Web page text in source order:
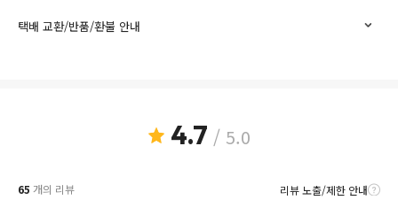
택배 교환/반품/환불 안내
4.7 / 5.0
65 개의 리뷰 리뷰 노출/제한 안내